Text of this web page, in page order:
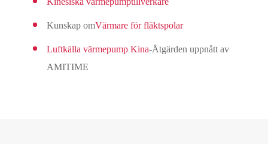
Kunskap omVärmare för fläktspolar
Luftkälla värmepump Kina-Åtgärden uppnått av
AMITIME